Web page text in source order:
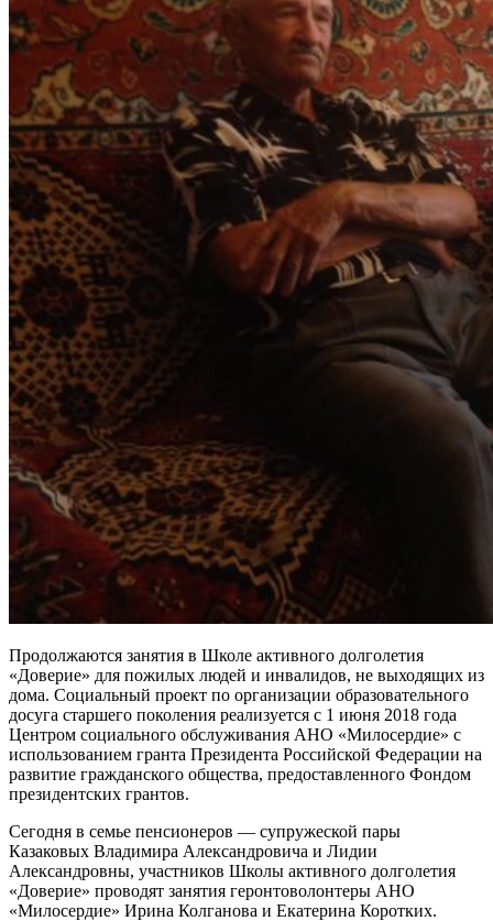
Продолжаются занятия в Школе активного долголетия
«Доверие» для пожилых людей и инвалидов, не выходящих из
дома. Социальный проект по организации образовательного
досуга старшего поколения реализуется с 1 июня 2018 года
Центром социального обслуживания АНО «Милосердие» с
использованием гранта Президента Российской Федерации на
развитие гражданского общества, предоставленного Фондом
президентских грантов.
Сегодня в семье пенсионеров — супружеской пары
Казаковых Владимира Александровича и Лидии
Александровны, участников Школы активного долголетия
«Доверие» проводят занятия геронтоволонтеры АНО
«Милосердие» Ирина Колганова и Екатерина Коротких.